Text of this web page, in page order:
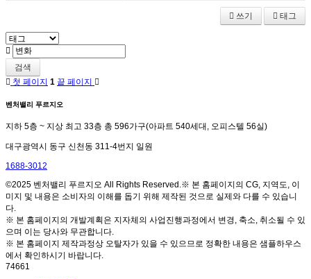
쓰기 태그
검색
첫 페이지 1 끝 페이지
벤처밸리 푸르지오
지하 5층 ~ 지상 최고 33층 총 596가구(아파트 540세대, 오피스텔 56실)
대구광역시 동구 신천동 311-4번지 일원
1688-3012
©2025 벤처밸리 푸르지오 All Rights Reserved.※ 본 홈페이지의 CG, 지역도, 이
미지 및 내용은 소비자의 이해를 돕기 위해 제작된 것으로 실제와 다를 수 있습니
다.
※ 본 홈페이지의 개발계획은 지자체의 사업진행과정에서 변경, 축소, 취소될 수 있
으며 이는 당사와 무관합니다.
※ 본 홈페이지 제작과정상 오탈자가 있을 수 있으므로 정확한 내용은 샘플하우스
에서 확인하시기 바랍니다.
74661